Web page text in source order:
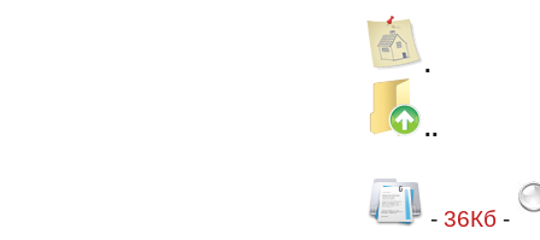
.
..
- 36Кб -